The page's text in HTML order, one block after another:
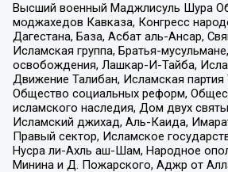
Высший военный Маджлисуль Шура
моджахедов Кавказа, Конгресс
Дагестана, База, Асбат аль-Ансар,
Исламская группа, Братья-
освобождения, Лашкар-И-Тайба,
Движение Талибан, Исламская партия
Общество социальных реформ,
исламского наследия, Дом двух
Исламский джихад, Аль-Каида,
Правый сектор, Исламское
Нусра ли-Ахль аш-Шам, Народное
Минина и Д. Пожарского, Аджр от